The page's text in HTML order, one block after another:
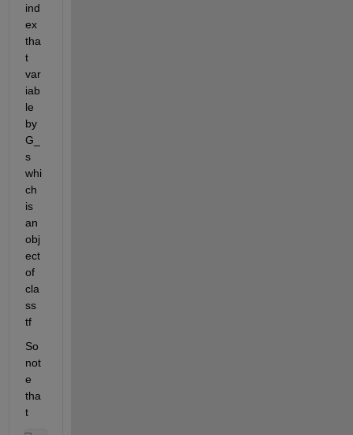
ind
ex
tha
t
var
iab
le
by
G_
s
whi
ch
is
an
obj
ect
of
cla
ss
tf
So
not
e
tha
t